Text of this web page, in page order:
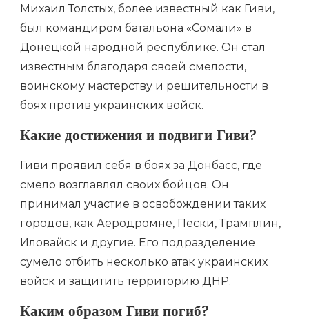
Михаил Толстых, более известный как Гиви,
был командиром батальона «Сомали» в
Донецкой народной республике. Он стал
известным благодаря своей смелости,
воинскому мастерству и решительности в
боях против украинских войск.
Какие достижения и подвиги Гиви?
Гиви проявил себя в боях за Донбасс, где
смело возглавлял своих бойцов. Он
принимал участие в освобождении таких
городов, как Аеродромне, Пески, Трамплин,
Иловайск и другие. Его подразделение
сумело отбить несколько атак украинских
войск и защитить территорию ДНР.
Каким образом Гиви погиб?